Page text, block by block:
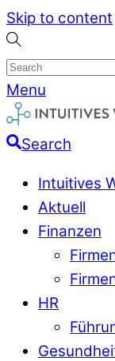
Skip to content
Menu
Search
Intuitives
Aktuell
Finanzen
HR